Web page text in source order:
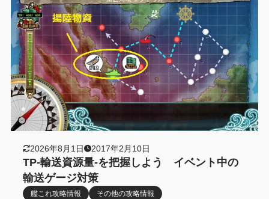
2026年8月1日 2017年2月10日
TP-輸送資源量-を把握しよう イベント中の
輸送ゲージ対策
艦これ攻略情報 その他の攻略情報